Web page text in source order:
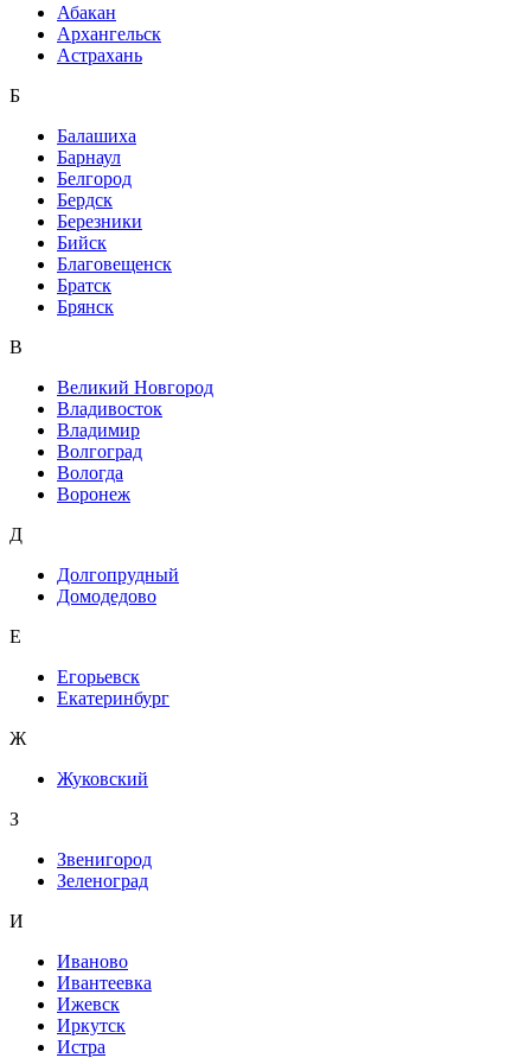
Абакан
Архангельск
Астрахань
Б
Балашиха
Барнаул
Белгород
Бердск
Березники
Бийск
Благовещенск
Братск
Брянск
В
Великий Новгород
Владивосток
Владимир
Волгоград
Вологда
Воронеж
Д
Долгопрудный
Домодедово
Е
Егорьевск
Екатеринбург
Ж
Жуковский
З
Звенигород
Зеленоград
И
Иваново
Ивантеевка
Ижевск
Иркутск
Истра